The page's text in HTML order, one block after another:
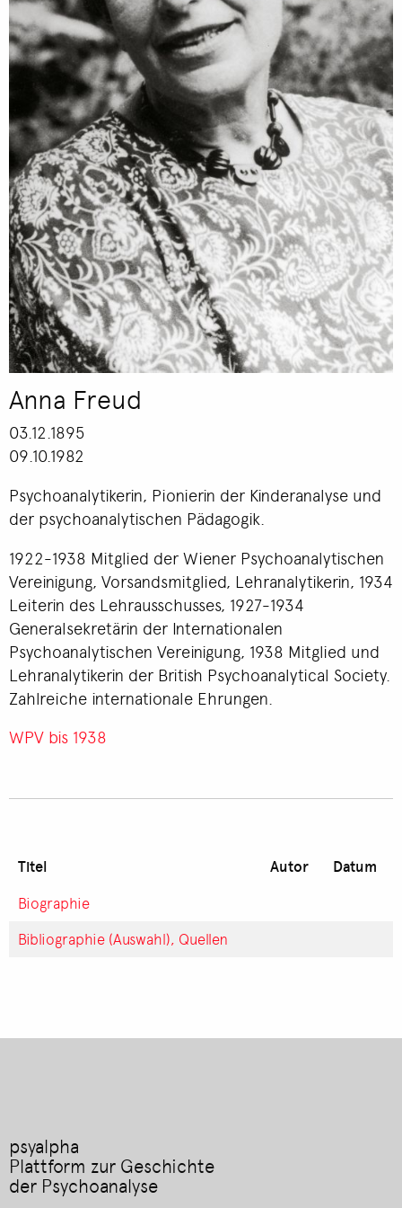
Anna Freud
03.12.1895
09.10.1982
Psychoanalytikerin, Pionierin der Kinderanalyse und
der psychoanalytischen Pädagogik.
1922-1938 Mitglied der Wiener Psychoanalytischen
Vereinigung, Vorsandsmitglied, Lehranalytikerin, 1934
Leiterin des Lehrausschusses, 1927-1934
Generalsekretärin der Internationalen
Psychoanalytischen Vereinigung, 1938 Mitglied und
Lehranalytikerin der British Psychoanalytical Society.
Zahlreiche internationale Ehrungen.
WPV bis 1938
Titel Autor Datum
Biographie
Bibliographie (Auswahl), Quellen
psyalpha
Plattform zur Geschichte
der Psychoanalyse